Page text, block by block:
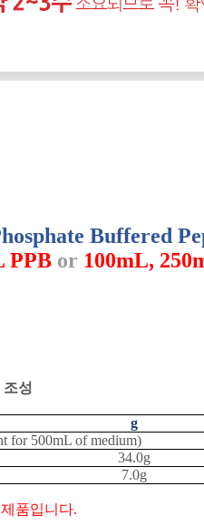
Buffered
PPB or 100mL,
조성
g
for 500mL of medium)
34.0g
7.0g
품입니다.